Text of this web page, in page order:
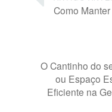
Como
O Cantinho do
ou Espaço
Eficiente na